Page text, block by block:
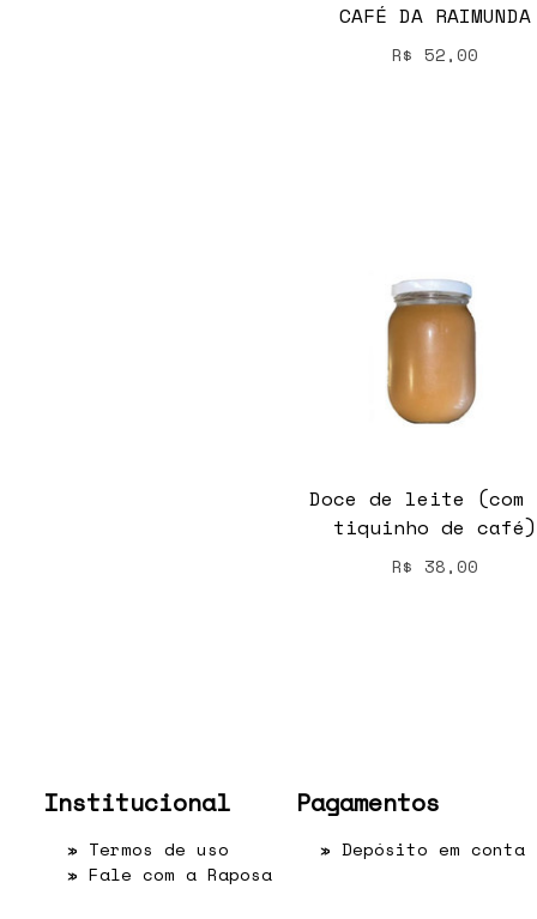
CAFÉ DA RAIMUNDA
R$ 52,00
Doce de leite (com
tiquinho de café)
R$ 38,00
Institucional
» Termos de uso
» Fale com a Raposa
Pagamentos
» Depósito em conta